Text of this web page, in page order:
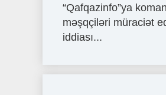
“Qafqazinfo”ya
məşqçiləri müraciət
iddiası...